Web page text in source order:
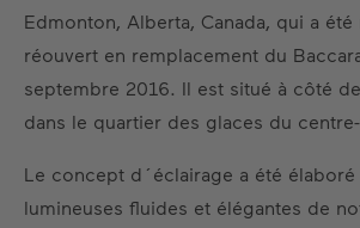
Edmonton, Alberta, Canada, qui a
réouvert en remplacement du
septembre 2016. Il est situé à côté
dans le quartier des glaces du
Le concept d´éclairage a été
lumineuses fluides et élégantes de